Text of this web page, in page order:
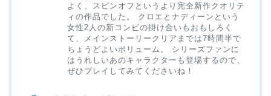
よく、スピンオフというより完全新作クオリテ
ィの作品でした。 クロエとナディーンという
女性2人の新コンビの掛け合いもおもしろく
て、メインストーリークリアまでは7時間半で
ちょうどよいボリューム。 シリーズファンに
はうれしいあのキャラクターも登場するので、
ぜひプレイしてみてくださいね！